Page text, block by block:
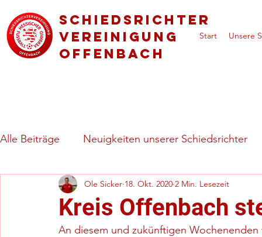
Schiedsrichter
vereinigung
Offenbach
Start Unsere
Alle Beiträge Neuigkeiten unserer Schiedsrichter
Regeln & besondere Spielsituationen
Kreis Offenbach
Ole Sicker 18. Okt. 2020 2 Min. Lesezeit
An diesem und zukünftigen